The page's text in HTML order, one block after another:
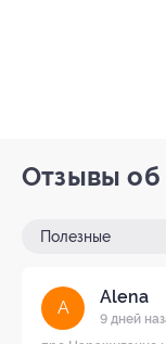
Отзывы об
Полезные
A
Alena
9 дней